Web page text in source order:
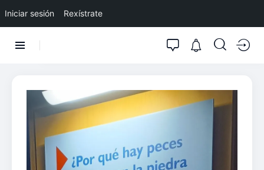
Iniciar sesión Rexístrate